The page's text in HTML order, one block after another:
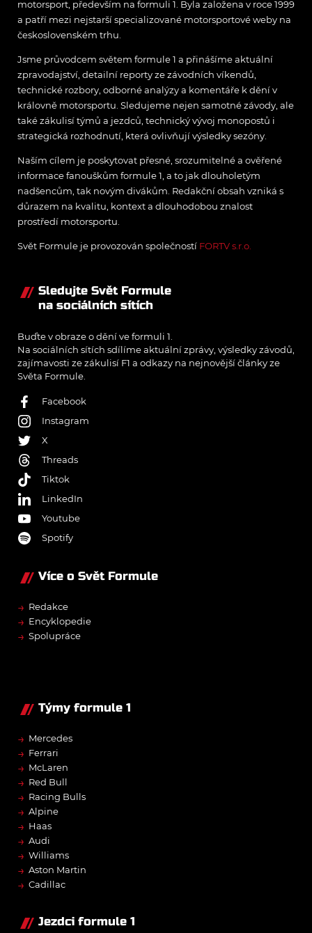
motorsport, především na formuli 1. Byla založena v roce 1999
a patří mezi nejstarší specializované motorsportové weby na
československém trhu.
Jsme průvodcem světem formule 1 a přinášíme aktuální
zpravodajství, detailní reporty ze závodních víkendů,
technické rozbory, odborné analýzy a komentáře k dění v
královně motorsportu. Sledujeme nejen samotné závody, ale
také zákulisí týmů a jezdců, technický vývoj monopostů i
strategická rozhodnutí, která ovlivňují výsledky sezóny.
Naším cílem je poskytovat přesné, srozumitelné a ověřené
informace fanouškům formule 1, a to jak dlouholetým
nadšencům, tak novým divákům. Redakční obsah vzniká s
důrazem na kvalitu, kontext a dlouhodobou znalost
prostředí motorsportu.
Svět Formule je provozován společností FORTV s.r.o.
Sledujte Svět Formule
na sociálních sítích
Buďte v obraze o dění ve formuli 1.
Na sociálních sítích sdílíme aktuální zprávy, výsledky závodů,
zajímavosti ze zákulisí F1 a odkazy na nejnovější články ze
Světa Formule.
Facebook
Instagram
X
Threads
Tiktok
LinkedIn
Youtube
Spotify
Více o Svět Formule
→ Redakce
→ Encyklopedie
→ Spolupráce
Týmy formule 1
→ Mercedes
→ Ferrari
→ McLaren
→ Red Bull
→ Racing Bulls
→ Alpine
→ Haas
→ Audi
→ Williams
→ Aston Martin
→ Cadillac
Jezdci formule 1